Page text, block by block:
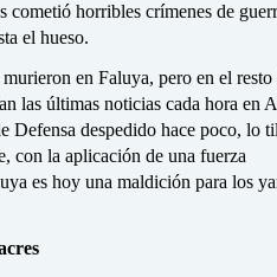
cometió horribles crímenes de
el hueso.
en Faluya, pero en el resto
las últimas noticias cada hora en
Defensa despedido hace poco, lo
con la aplicación de una fuerza
es hoy una maldición para los